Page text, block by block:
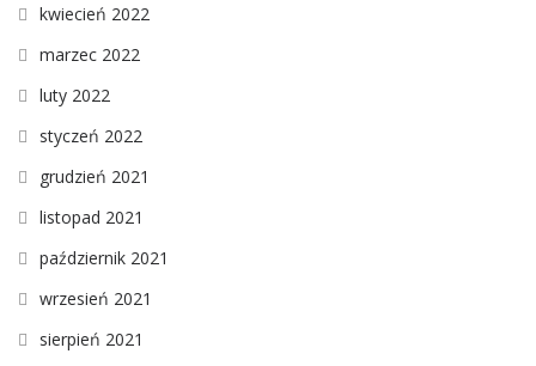
kwiecień 2022
marzec 2022
luty 2022
styczeń 2022
grudzień 2021
listopad 2021
październik 2021
wrzesień 2021
sierpień 2021